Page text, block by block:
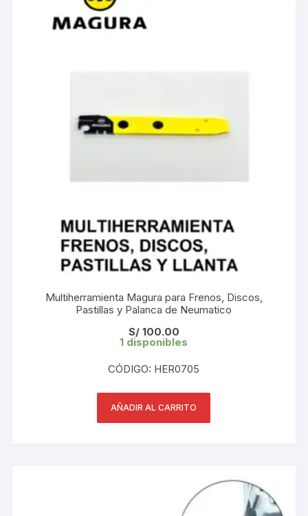
Multiherramienta Magura para Frenos, Discos,
Pastillas y Palanca de Neumatico
S/100.00
1 disponibles
CÓDIGO: HER0705
AÑADIR AL CARRITO